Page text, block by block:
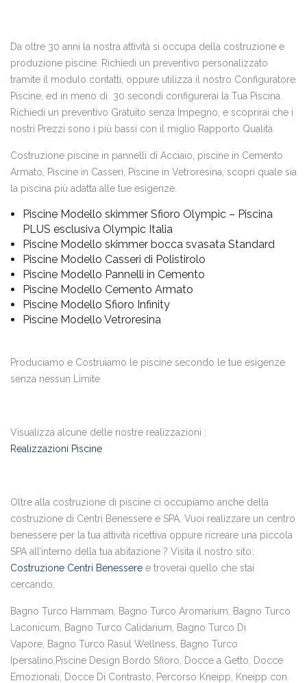
Da oltre 30 anni la nostra attività si occupa della costruzione e
produzione piscine. Richiedi un preventivo personalizzato
tramite il modulo contatti, oppure utilizza il nostro Configuratore
Piscine, ed in meno di 30 secondi configurerai la Tua Piscina.
Richiedi un preventivo Gratuito senza Impegno, e scoprirai che i
nostri Prezzi sono i più bassi con il miglio Rapporto Qualità.
Costruzione piscine in pannelli di Acciaio, piscine in Cemento
Armato, Piscine in Casseri, Piscine in Vetroresina, scopri quale sia
la piscina più adatta alle tue esigenze.
Piscine Modello skimmer Sfioro Olympic – Piscina
PLUS esclusiva Olympic Italia
Piscine Modello skimmer bocca svasata Standard
Piscine Modello Casseri di Polistirolo
Piscine Modello Pannelli in Cemento
Piscine Modello Cemento Armato
Piscine Modello Sfioro Infinity
Piscine Modello Vetroresina
Produciamo e Costruiamo le piscine secondo le tue esigenze
senza nessun Limite
Visualizza alcune delle nostre realizzazioni :
Realizzazioni Piscine
Oltre alla costruzione di piscine ci occupiamo anche della
costruzione di Centri Benessere e SPA. Vuoi realizzare un centro
benessere per la tua attività ricettiva oppure ricreare una piccola
SPA all’interno della tua abitazione ? Visita il nostro sito:
Costruzione Centri Benessere e troverai quello che stai
cercando.
Bagno Turco Hammam, Bagno Turco Aromarium, Bagno Turco
Laconicum, Bagno Turco Calidarium, Bagno Turco Di
Vapore, Bagno Turco Rasul Wellness, Bagno Turco
Ipersalino,Piscine Design Bordo Sfioro, Docce a Getto, Docce
Emozionali, Docce Di Contrasto, Percorso Kneipp, Kneipp con